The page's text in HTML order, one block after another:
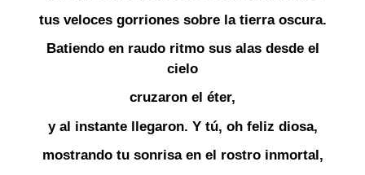
tus veloces gorriones sobre la tierra oscura.
Batiendo en raudo ritmo sus alas desde el
cielo
cruzaron el éter,
y al instante llegaron. Y tú, oh feliz diosa,
mostrando tu sonrisa en el rostro inmortal,